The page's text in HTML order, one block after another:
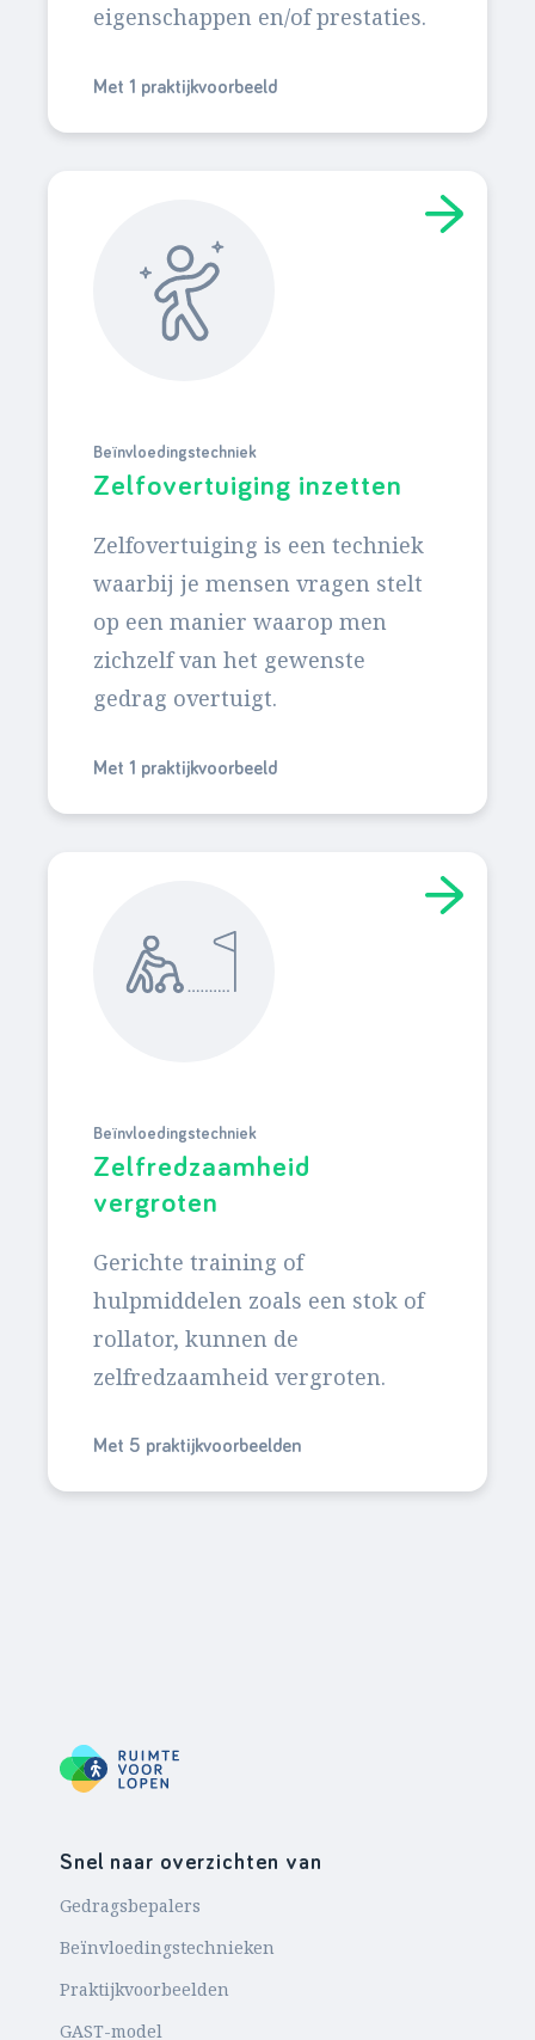
eigenschappen en/of prestaties.
Met 1 praktijkvoorbeeld
Beïnvloedingstechniek
Zelfovertuiging inzetten
Zelfovertuiging is een techniek
waarbij je mensen vragen stelt
op een manier waarop men
zichzelf van het gewenste
gedrag overtuigt.
Met 1 praktijkvoorbeeld
Beïnvloedingstechniek
Zelfredzaamheid
vergroten
Gerichte training of
hulpmiddelen zoals een stok of
rollator, kunnen de
zelfredzaamheid vergroten.
Met 5 praktijkvoorbeelden
Snel naar overzichten van
Gedragsbepalers
Beïnvloedingstechnieken
Praktijkvoorbeelden
GAST-model